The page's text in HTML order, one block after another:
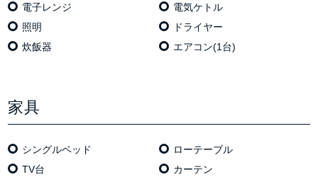
電⼦レンジ
電気ケトル
照明
ドライヤー
炊飯器
エアコン(1台)
家具
シングルベッド
ローテーブル
TV台
カーテン